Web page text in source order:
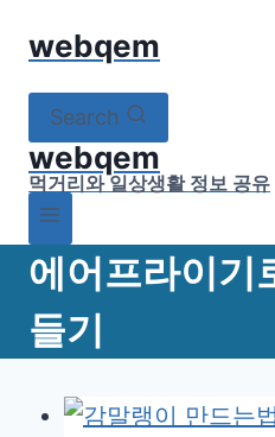
content
webqem
Search
webqem
먹거리와 일상생활 정보 공유
에어프라이기
들기